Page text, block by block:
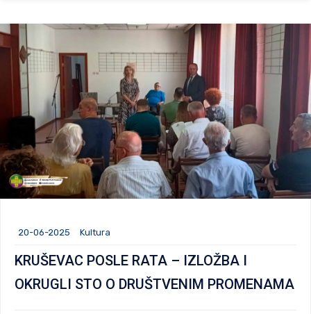
20-06-2025 Kultura
KRUŠEVAC POSLE RATA – IZLOŽBA I
OKRUGLI STO O DRUŠTVENIM PROMENAMA